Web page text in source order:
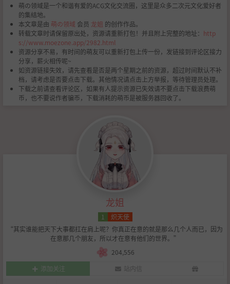
萌の领域是一个和谐有爱的ACG文化交流圈，这里是众多二次元文化爱好者
的集结地。
本文章是由 萌の领域 会员 龙姐 的创作作品。
转载文章时请保留原出处，资源请重新打包！并且附上完整的地址： http
s://www.moezone.app/2982.html
资源分享不易，有时间的萌友可以重新打包上传一份，发链接到评论区接力
分享，薪火相传呢~
如资源链接失效，请先查看是否是两个星期之前的资源，超过时间默认不补
档，请考虑是否要点击下载。其他情况请点击上方举报，等待管理员处理。
下载之前请查看评论区，如果有人提示资源已失效请不要点击下载浪费萌
币，也不要说作者骗币，下载消耗的萌币是被服务器回收了。
龙姐
1
炽天使
“其实谁能把天下大事都扛在肩上呢？你真正在意的就是那么几个人而已，因为
在意那几个朋友，所以才在意有他们的世界。”
204,556
添加关注
站内信